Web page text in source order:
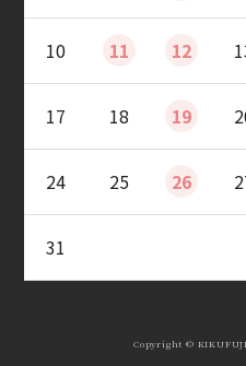
10 11 12
17 18 19
24 25 26
31
Copyright ©